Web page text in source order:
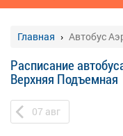
Главная Автобус
Расписание
Верхняя Подъемная
07 авг